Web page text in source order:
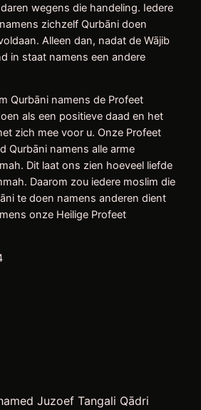
wegens die handeling. Iedere
zichzelf Qurbāni doen
Alleen dan, nadat de Wājib
in staat namens een andere
Qurbāni namens de Profeet
zich mee voor u. Onze Profeet
Dit laat ons zien hoeveel liefde
Daarom zou iedere moslim die
te doen namens anderen dient
onze Heilige Profeet
Juzoef Tangali Qādri